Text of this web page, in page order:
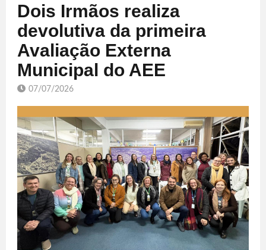
Dois Irmãos realiza
devolutiva da primeira
Avaliação Externa
Municipal do AEE
07/07/2026